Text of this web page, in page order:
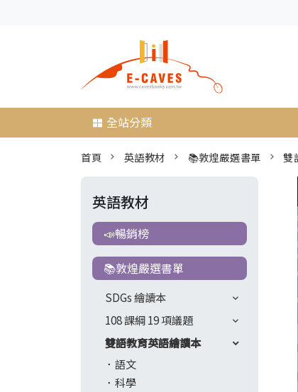
全站分類
首頁 英語教材 📚敦煌嚴選書單 雙
英語教材
📣暢銷榜
📚敦煌嚴選書單
SDGs 繪讀本
108 課綱 19 項議題
雙語教育英語繪讀本
語文
科學